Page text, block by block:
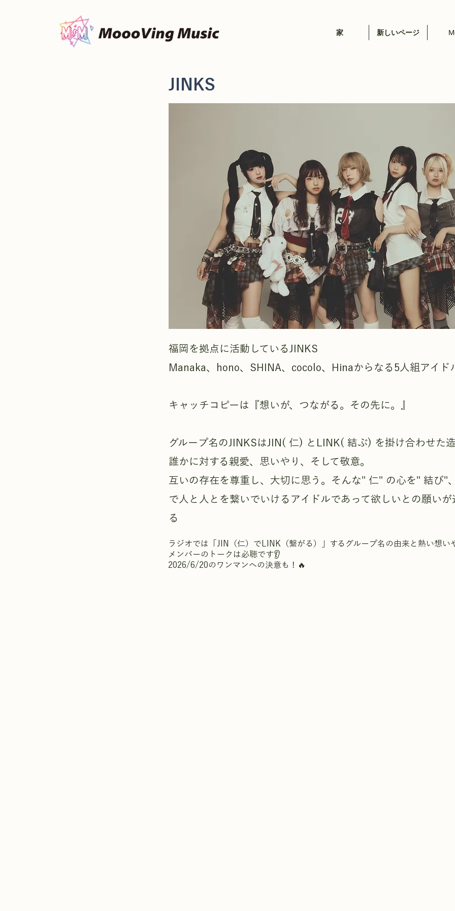
家 新しいページ
JINKS
福岡を拠点に活動しているJINKS
Manaka、hono、SHINA、cocolo、Hinaからなる5人組アイド
キャッチコピーは『想いが、つながる。その先に。』
グループ名のJINKSはJIN( 仁) とLINK( 結ぶ) を掛け合わせた
誰かに対する親愛、思いやり、そして敬意。
互いの存在を尊重し、⼤切に思う。そんな" 仁" の⼼を" 結び"
で⼈と⼈とを繋いでいけるアイドルであって欲しいとの願いが
る
ラジオでは「JIN（仁）でLINK（繋がる）」するグループ名の由来と熱い想い
メンバーのトークは必聴です👂
2026/6/20のワンマンへの決意も！🔥